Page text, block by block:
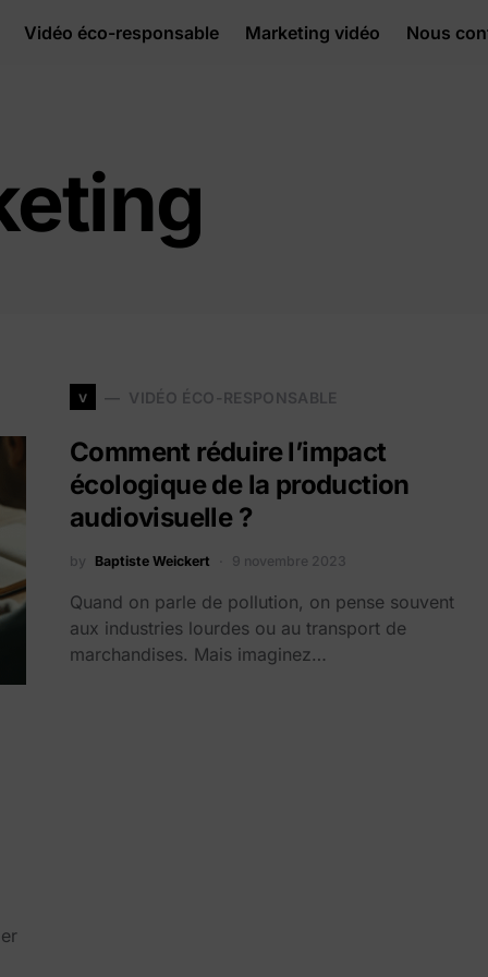
Vidéo éco-responsable Marketing vidéo Nous
v VIDÉO ÉCO-RESPONSABLE
Comment réduire l’impact
écologique de la production
audiovisuelle ?
by Baptiste Weickert 9 novembre 2023
Quand on parle de pollution, on pense souvent
aux industries lourdes ou au transport de
marchandises. Mais imaginez…